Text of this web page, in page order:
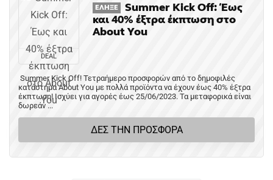
DEAL
ΈΛΗΞΕ
Summer Kick Off: Έως
και 40% έξτρα έκπτωση στο
About You
Summer Kick Off! Τετραήμερο προσφορών από το δημοφιλές
κατάστημα About You με πολλά προϊόντα να έχουν έως 40% έξτρα
έκπτωση! Ισχύει για αγορές έως 25/06/2023. Τα μεταφορικά είναι
δωρεάν ...
ΔΕΣ ΤΗΝ ΠΡΟΣΦΟΡΑ